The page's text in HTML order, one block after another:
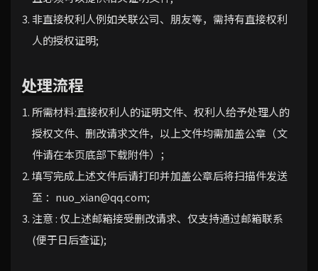
非直接权利人例如关联公司、朋友等，需持有直接权利
人的授权证明;
处理流程
所需材料:直接权利人的证明文件、权利人给予处理人的
授权文件、删改请求文件，以上文件均需加盖公章（文
件请在本页底部下载附件）；
填写完成上述文件后请打印并加盖公章后将扫描件发送
至 ： nuo_xian@qq.com;
注意 : 仅上述邮箱接受删改请求、仅支持通过邮箱联系
(便于日后查证);